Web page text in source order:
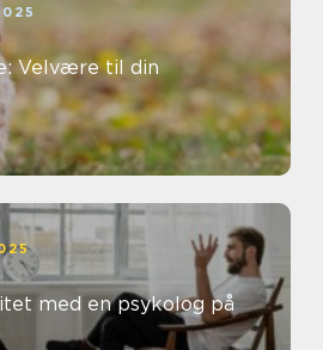
Velvære til din
med en psykolog på